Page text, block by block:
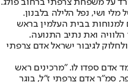
על משפחת צרפתי ברחוב פולג.
של מלי ושי, נפל הלילה בלבנון.
למנוחות בבית העלמין בראש
ואת נתיב התנועה.
לגיבור ישראל אדם צרפתי
אדם ספדו לו. "מרכינים ראש
סמ"ר אדם צרפתי ז"ל, בוגר